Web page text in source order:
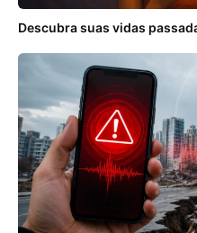
Descubra suas vidas